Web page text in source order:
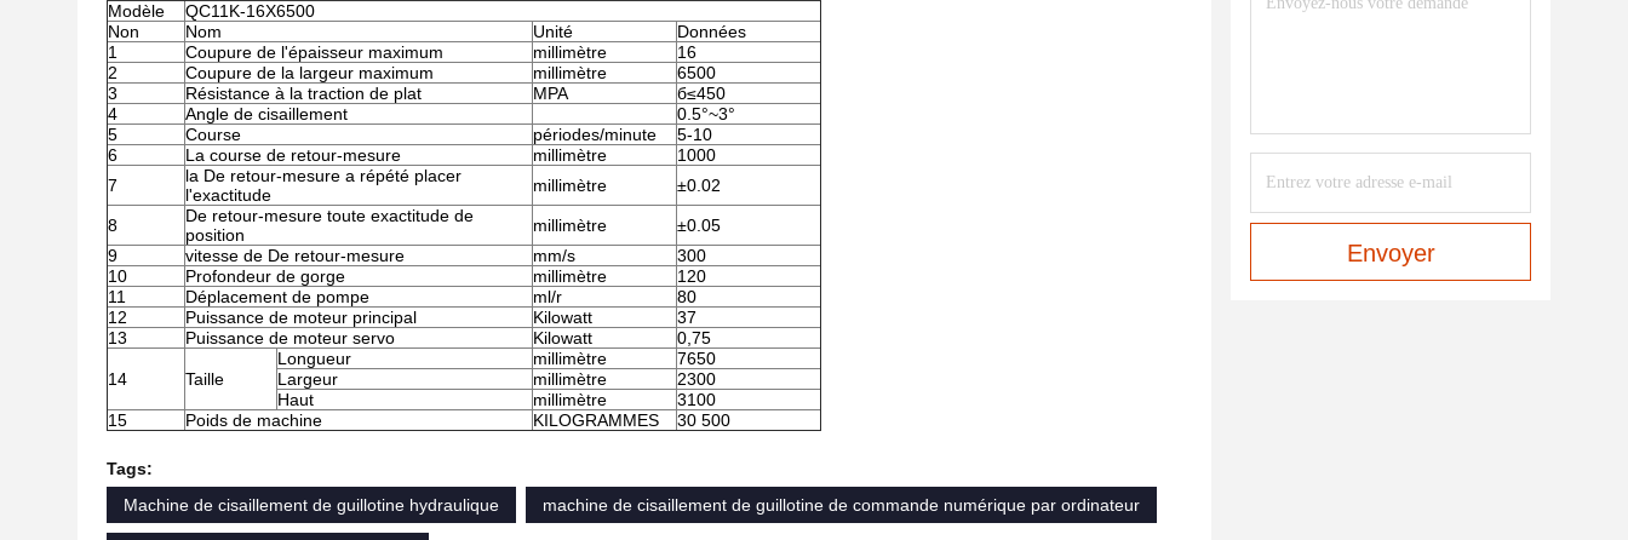
Modèle
QC11K-16X6500
Non
Nom Unité
Données
1
Coupure de l'épaisseur maximum millimètre
16
2
Coupure de la largeur maximum millimètre
6500
3
Résistance à la traction de plat MPA
б≤450
4
Angle de cisaillement
0.5°~3°
5
Course périodes/minute
5-10
6
La course de retour-mesure millimètre
1000
7
la De retour-mesure a répété placer
l'exactitude
millimètre ±0.02
8
De retour-mesure toute exactitude de
position
millimètre
±0.05
9
vitesse de De retour-mesure mm/s
300
10
Profondeur de gorge millimètre
120
11
Déplacement de pompe ml/r
80
12
Puissance de moteur principal Kilowatt
37
13
Puissance de moteur servo Kilowatt 0,75
14 Taille
Longueur millimètre
7650
Largeur
millimètre
2300
Haut
millimètre
3100
15
Poids de machine KILOGRAMMES 30 500
Tags:
Machine de cisaillement de guillotine hydraulique
machine de cisaillement de guillotine de commande numérique par ordinateur
Envoyer